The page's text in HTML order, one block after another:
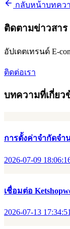
กลับหน้าบทคว
ติดตามข่าวสาร
อัปเดตเทรนด์ E-
ติดต่อเรา
บทความที่เกี่ยว
การตั้งค่าจำกัดจำ
2026-07-09